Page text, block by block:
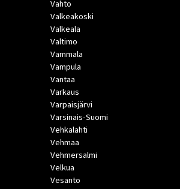
Vahto
Valkeakoski
Valkeala
Valtimo
Vammala
Vampula
Vantaa
Varkaus
Varpaisjärvi
Varsinais-Suomi
Vehkalahti
Vehmaa
Vehmersalmi
Velkua
Vesanto